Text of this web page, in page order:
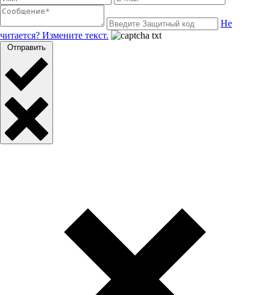
Не
читается? Измените текст.
Отправить